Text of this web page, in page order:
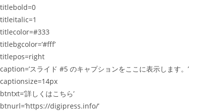
titlebold=0
titleitalic=1
titlecolor=#333
titlebgcolor=’#fff’
titlepos=right
caption=’スライド #5 のキャプションをここに表示します。’
captionsize=14px
btntxt=’詳しくはこちら’
btnurl=’https://digipress.info/’